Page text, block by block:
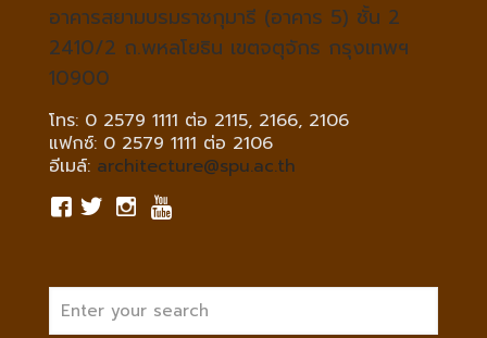
อาคารสยามบรมราชกุมารี (อาคาร 5) ชั้น 2
2410/2 ถ.พหลโยธิน เขตจตุจักร กรุงเทพฯ
10900
โทร: 0 2579 1111 ต่อ 2115, 2166, 2106
แฟกซ์: 0 2579 1111 ต่อ 2106
อีเมล์: architecture@spu.ac.th